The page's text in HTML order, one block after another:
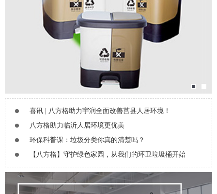
喜讯 | 八方格助力宇润全面改善莒县人居环境！
八方格助力临沂人居环境更优美
环保科普课：垃圾分类你真的清楚吗？
【八方格】守护绿色家园，从我们的环卫垃圾桶开始